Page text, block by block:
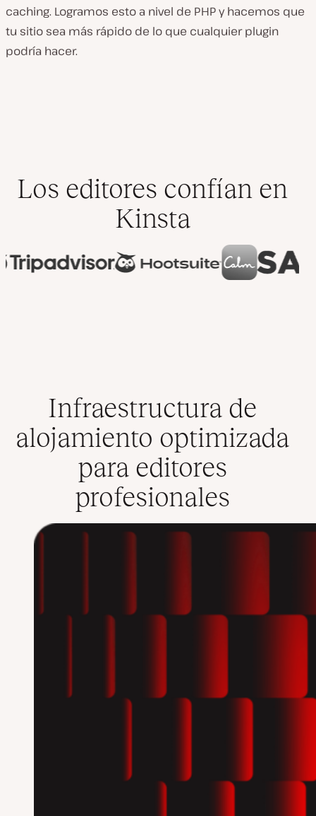
caching. Logramos esto a nivel de PHP y hacemos que
tu sitio sea más rápido de lo que cualquier plugin
podría hacer.
Los editores confían en
Kinsta
Infraestructura de
alojamiento optimizada
para editores
profesionales